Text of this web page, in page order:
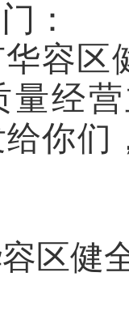
：
华容
量经
你们
区健